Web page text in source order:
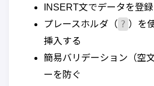
INSERT文でデータを登
プレースホルダ（ ? ）を
挿入する
簡易バリデーション（空
ーを防ぐ